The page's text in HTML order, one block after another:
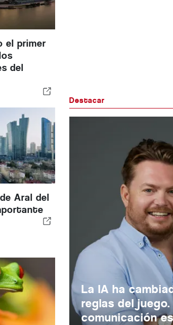
el primer
del
Aral del
Destacar
Titulares de
en Portugal:
con antelación